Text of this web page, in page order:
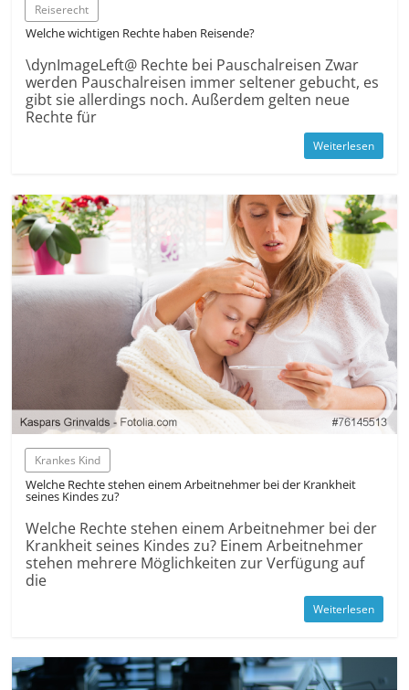
Reiserecht
Welche wichtigen Rechte haben Reisende?
­\dynImageLeft@ Rechte bei Pauschal­reisen Zwar
werden Pauschal­reisen immer seltener gebucht, es
gibt sie allerdings noch. Außerdem gelten neue
Rechte für
Weiterlesen
Krankes Kind
Welche Rechte stehen einem Arbeit­nehmer bei der Krankheit
seines Kindes zu?
Welche Rechte stehen einem Arbeit­nehmer bei der
Krankheit seines Kindes zu? Einem Arbeit­nehmer
stehen mehrere Möglichkeiten zur Verfügung auf
die
Weiterlesen